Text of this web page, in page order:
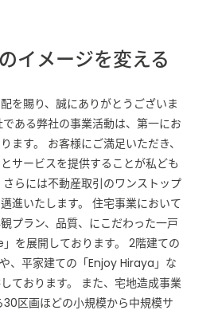
イメージを変える
を賜り、誠にありがとうございま
ある弊社の事業活動は、第一にお
ます。 お客様にご満足いただき、
サービスを提供することが私ども
らには不動産取引のワンストップ
進いたします。 住宅事業において
プラン、品質、にこだわった一戸
を展開しております。 2階建ての
、平家建ての「Enjoy Hiraya」な
ております。 また、宅地造成事業
30区画ほどの小規模から中規模サ